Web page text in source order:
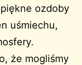
ozdoby
uśmiechu,
że mogliśmy